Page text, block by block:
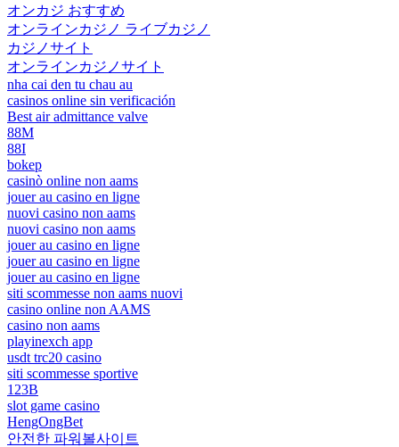
オンカジ おすすめ
オンラインカジノ ライブカジノ
カジノサイト
オンラインカジノサイト
nha cai den tu chau au
casinos online sin verificación
Best air admittance valve
88M
88I
bokep
casinò online non aams
jouer au casino en ligne
nuovi casino non aams
nuovi casino non aams
jouer au casino en ligne
jouer au casino en ligne
jouer au casino en ligne
siti scommesse non aams nuovi
casino online non AAMS
casino non aams
playinexch app
usdt trc20 casino
siti scommesse sportive
123B
slot game casino
HengOngBet
안전한 파워볼사이트